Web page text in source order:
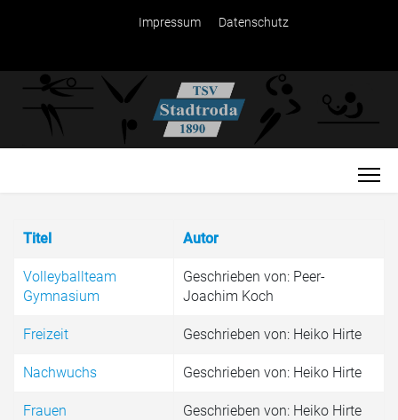
Impressum Datenschutz
Titel Autor
Volleyballteam
Gymnasium
Geschrieben von: Peer-
Joachim Koch
Freizeit Geschrieben von: Heiko Hirte
Nachwuchs Geschrieben von: Heiko Hirte
Frauen Geschrieben von: Heiko Hirte